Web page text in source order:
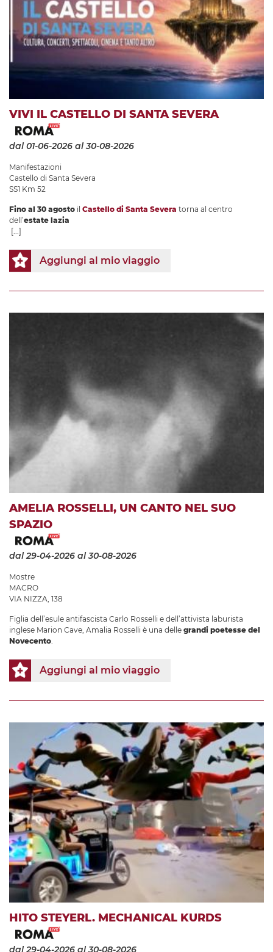
VIVI IL CASTELLO DI SANTA SEVERA
dal 01-06-2026 al 30-08-2026
Manifestazioni
Castello di Santa Severa
SS1 Km 52
Fino al 30 agosto il Castello di Santa Severa torna al centro
dell’estate lazia
[...]
Aggiungi al mio viaggio
AMELIA ROSSELLI, UN CANTO NEL SUO
SPAZIO
dal 29-04-2026 al 30-08-2026
Mostre
MACRO
VIA NIZZA, 138
Figlia dell’esule antifascista Carlo Rosselli e dell’attivista laburista
inglese Marion Cave, Amalia Rosselli è una delle grandi poetesse del
Novecento.
Aggiungi al mio viaggio
HITO STEYERL. MECHANICAL KURDS
dal 29-04-2026 al 30-08-2026